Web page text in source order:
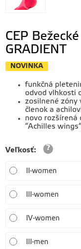
CEP
GRADIENT
NOVINKA
funkčná
odvod vlhkosti
zosilnené zóny
členok a
novo rozšírená
“Achilles
Veľkosť:
II-women
III-women
IV-women
III-men